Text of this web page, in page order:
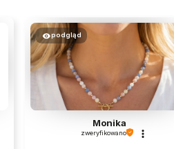
podgląd
Monika
zweryfikowano